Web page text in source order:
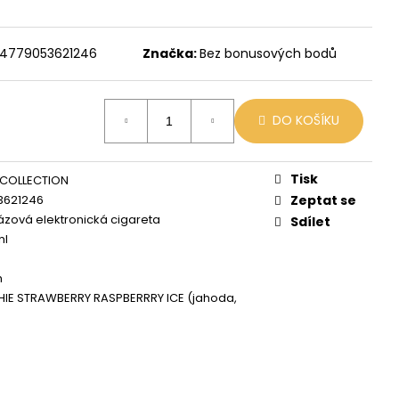
4779053621246 Značka:Bez bonusových bodů
DO KOŠÍKU
elektronická cigareta
STRAWBERRY RASPBERRRY ICE (jahoda,
Tisk
Zeptat se
Sdílet